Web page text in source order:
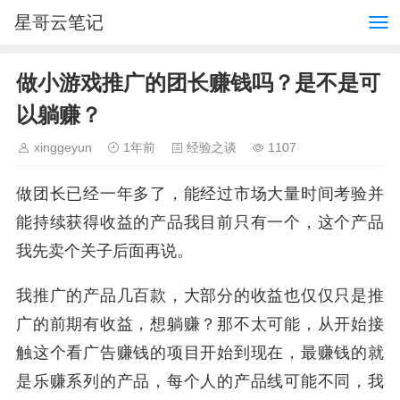
星哥云笔记
做小游戏推广的团长赚钱吗？是不是可
以躺赚？
xinggeyun 1年前 经验之谈 1107
做团长已经一年多了，能经过市场大量时间考验并
能持续获得收益的产品我目前只有一个，这个产品
我先卖个关子后面再说。
我推广的产品几百款，大部分的收益也仅仅只是推
广的前期有收益，想躺赚？那不太可能，从开始接
触这个看广告赚钱的项目开始到现在，最赚钱的就
是乐赚系列的产品，每个人的产品线可能不同，我